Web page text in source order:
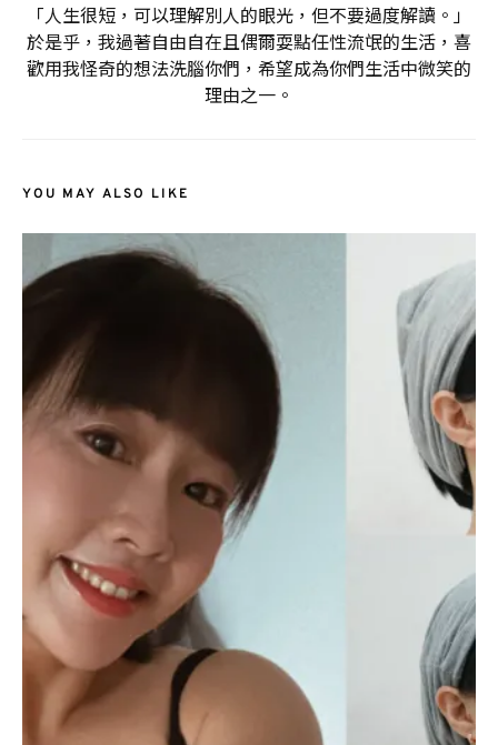
「人生很短，可以理解別人的眼光，但不要過度解讀。」
於是乎，我過著自由自在且偶爾耍點任性流氓的生活，喜
歡用我怪奇的想法洗腦你們，希望成為你們生活中微笑的
理由之一。
YOU MAY ALSO LIKE